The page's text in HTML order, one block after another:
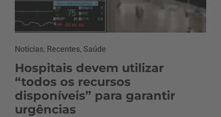
Notícias, Recentes, Saúde
Hospitais devem utilizar
“todos os recursos
disponíveis” para garantir
urgências